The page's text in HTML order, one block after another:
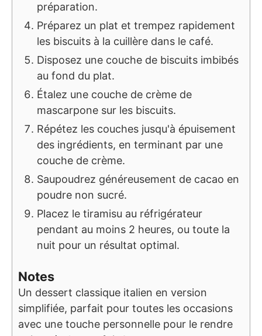
préparation.
Préparez un plat et trempez rapidement
les biscuits à la cuillère dans le café.
Disposez une couche de biscuits imbibés
au fond du plat.
Étalez une couche de crème de
mascarpone sur les biscuits.
Répétez les couches jusqu'à épuisement
des ingrédients, en terminant par une
couche de crème.
Saupoudrez généreusement de cacao en
poudre non sucré.
Placez le tiramisu au réfrigérateur
pendant au moins 2 heures, ou toute la
nuit pour un résultat optimal.
Notes
Un dessert classique italien en version
simplifiée, parfait pour toutes les occasions
avec une touche personnelle pour le rendre